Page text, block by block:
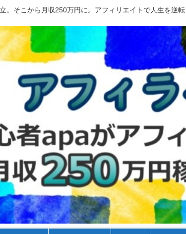
そこから月収250万円に。アフィリエイトで人生を逆